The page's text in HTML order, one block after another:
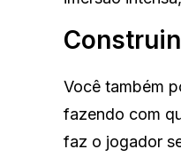
Você também
fazendo com
faz o jogador